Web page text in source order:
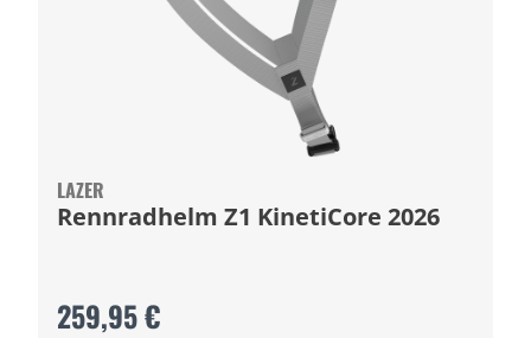
LAZER
Rennradhelm Z1 KinetiCore 2026
259,95 €